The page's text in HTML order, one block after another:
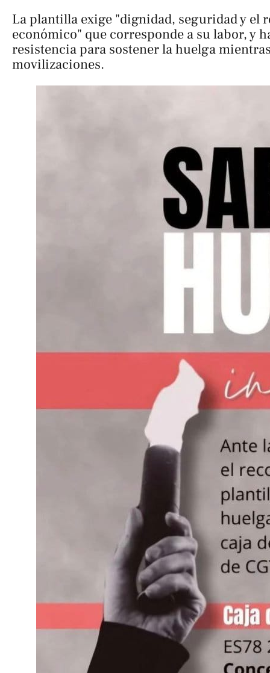
La plantilla exige "dignidad, seguridad y el
económico" que corresponde a su labor, y
resistencia para sostener la huelga
movilizaciones.